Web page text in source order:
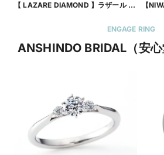
【 LAZARE DIAMOND 】ラザール ダ
【
ENGAGE RING
ANSHINDO BRIDAL（安